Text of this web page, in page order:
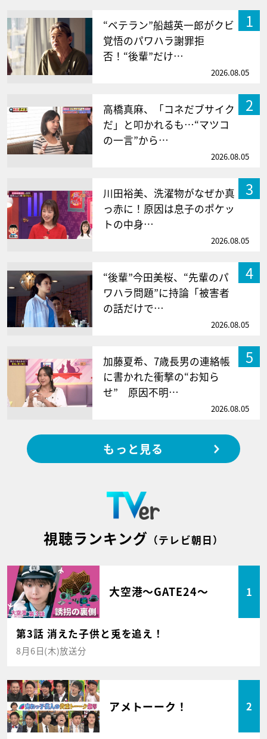
1
“ベテラン”船越英一郎がクビ
覚悟のパワハラ謝罪拒
否！“後輩”だけ…
2026.08.05
2
高橋真麻、「コネだブサイク
だ」と叩かれるも…“マツコ
の一言”から…
2026.08.05
3
川田裕美、洗濯物がなぜか真
っ赤に！原因は息子のポケッ
トの中身…
2026.08.05
4
“後輩”今田美桜、“先輩のパ
ワハラ問題”に持論「被害者
の話だけで…
2026.08.05
5
加藤夏希、7歳長男の連絡帳
に書かれた衝撃の“お知ら
せ” 原因不明…
2026.08.05
もっと見る
視聴ランキング （テレビ朝日）
大空港～GATE24～ 1
第3話 消えた子供と兎を追え！
8月6日(木)放送分
アメトーーク！ 2